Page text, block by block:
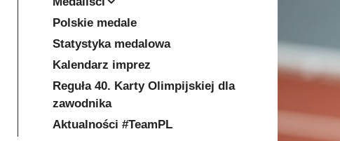
Polskie medale
Statystyka medalowa
Kalendarz imprez
Reguła 40. Karty Olimpijskiej dla
zawodnika
Aktualności #TeamPL